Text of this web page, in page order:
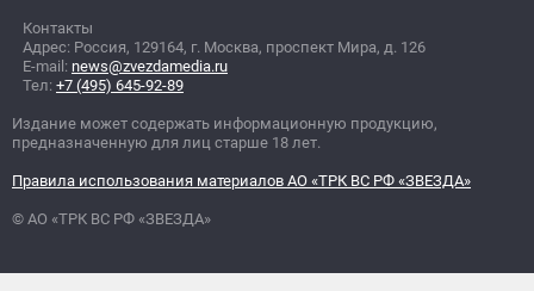
Контакты
Адрес: Россия, 129164, г. Москва, проспект Мира, д. 126
E-mail: news@zvezdamedia.ru
Тел: +7 (495) 645-92-89
Издание может содержать информационную продукцию,
предназначенную для лиц старше 18 лет.
Правила использования материалов АО «ТРК ВС РФ «ЗВЕЗДА»
© АО «ТРК ВС РФ «ЗВЕЗДА»